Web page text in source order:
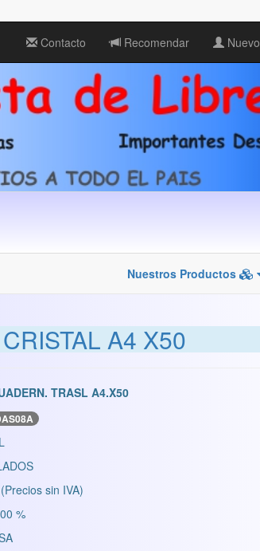
Contacto Recomendar Nuevo
Nuestros Productos
A4 X50
TRASL A4.X50
(Precios sin IVA)
%